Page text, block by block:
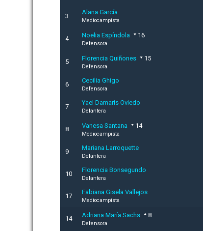
3
Alana García
Mediocampista
4 Noelia Espíndola 16
Defensora
5 Florencia Quiñones 15
Defensora
6
Cecilia Ghigo
Defensora
7
Yael Damaris Oviedo
Delantera
8 Vanesa Santana 14
Mediocampista
9
Mariana Larroquette
Delantera
10
Florencia Bonsegundo
Delantera
17
Fabiana Gisela Vallejos
Mediocampista
14 Adriana María Sachs 8
Defensora